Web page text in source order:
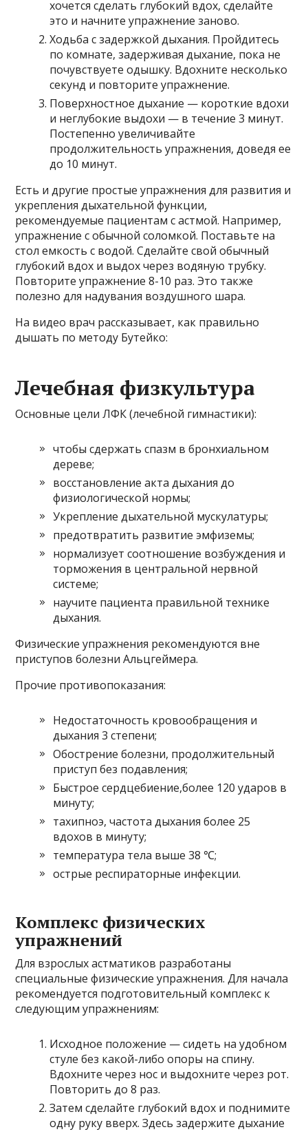
хочется сделать глубокий вдох, сделайте
это и начните упражнение заново.
Ходьба с задержкой дыхания. Пройдитесь
по комнате, задерживая дыхание, пока не
почувствуете одышку. Вдохните несколько
секунд и повторите упражнение.
Поверхностное дыхание — короткие вдохи
и неглубокие выдохи — в течение 3 минут.
Постепенно увеличивайте
продолжительность упражнения, доведя ее
до 10 минут.
Есть и другие простые упражнения для развития и
укрепления дыхательной функции,
рекомендуемые пациентам с астмой. Например,
упражнение с обычной соломкой. Поставьте на
стол емкость с водой. Сделайте свой обычный
глубокий вдох и выдох через водяную трубку.
Повторите упражнение 8-10 раз. Это также
полезно для надувания воздушного шара.
На видео врач рассказывает, как правильно
дышать по методу Бутейко:
Лечебная физкультура
Основные цели ЛФК (лечебной гимнастики):
чтобы сдержать спазм в бронхиальном
дереве;
восстановление акта дыхания до
физиологической нормы;
Укрепление дыхательной мускулатуры;
предотвратить развитие эмфиземы;
нормализует соотношение возбуждения и
торможения в центральной нервной
системе;
научите пациента правильной технике
дыхания.
Физические упражнения рекомендуются вне
приступов болезни Альцгеймера.
Прочие противопоказания:
Недостаточность кровообращения и
дыхания 3 степени;
Обострение болезни, продолжительный
приступ без подавления;
Быстрое сердцебиение,более 120 ударов в
минуту;
тахипноэ, частота дыхания более 25
вдохов в минуту;
температура тела выше 38 ℃;
острые респираторные инфекции.
Комплекс физических
упражнений
Для взрослых астматиков разработаны
специальные физические упражнения. Для начала
рекомендуется подготовительный комплекс к
следующим упражнениям:
Исходное положение — сидеть на удобном
стуле без какой-либо опоры на спину.
Вдохните через нос и выдохните через рот.
Повторить до 8 раз.
Затем сделайте глубокий вдох и поднимите
одну руку вверх. Здесь задержите дыхание